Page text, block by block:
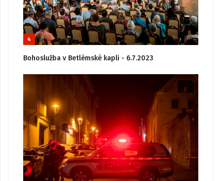
4
Bohoslužba v Betlémské kapli - 6.7.2023